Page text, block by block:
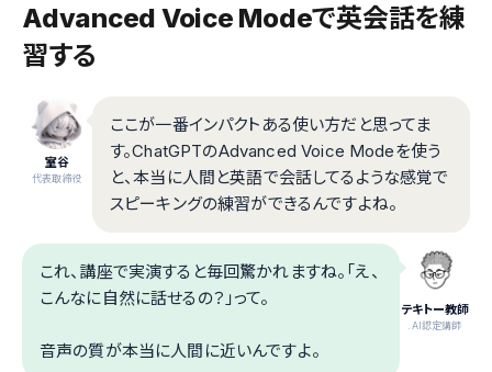
Advanced Voice Modeで英会話を練
習する
室谷
代表取締役
ここが一番インパクトある使い方だと思ってま
す。ChatGPTのAdvanced Voice Modeを使う
と、本当に人間と英語で会話してるような感覚で
スピーキングの練習ができるんですよね。
テキトー教師
.AI認定講師
これ、講座で実演すると毎回驚かれますね。「え、
こんなに自然に話せるの？」って。
音声の質が本当に人間に近いんですよ。